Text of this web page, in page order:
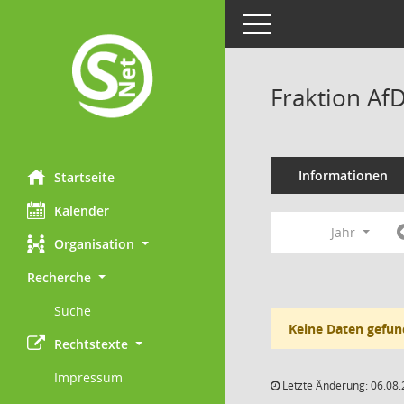
Startseite
Kalender
Organisation
Recherche
Suche
Rechtstexte
Impressum
Toggle navigation
Fraktion
Informationen
Jahr
Keine Daten
Letzte Änderung: